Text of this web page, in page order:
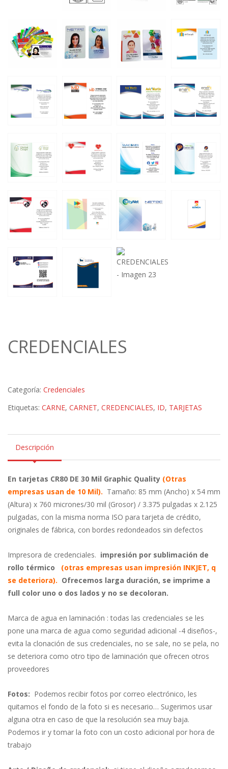
CREDENCIALES
Categoría: Credenciales
Etiquetas: CARNE, CARNET, CREDENCIALES, ID, TARJETAS
Descripción
En tarjetas CR80 DE 30 Mil Graphic Quality (Otras
empresas usan de 10 Mil). Tamaño: 85 mm (Ancho) x 54 mm
(Altura) x 760 micrones/30 mil (Grosor) / 3.375 pulgadas x 2.125
pulgadas, con la misma norma ISO para tarjeta de crédito,
originales de fábrica, con bordes redondeados sin defectos
Impresora de credenciales. impresión por sublimación de
rollo térmico (otras empresas usan impresión INKJET, q
se deteriora). Ofrecemos larga duración, se imprime a
full color uno o dos lados y no se decoloran.
Marca de agua en laminación : todas las credenciales se les
pone una marca de agua como seguridad adicional -4 diseños-,
evita la clonación de sus credenciales, no se sale, no se pela, no
se deteriora como otro tipo de laminación que ofrecen otros
proveedores
Fotos: Podemos recibir fotos por correo electrónico, les
quitamos el fondo de la foto si es necesario… Sugerimos usar
alguna otra en caso de que la resolución sea muy baja.
Podemos ir y tomar la foto con un costo adicional por hora de
trabajo